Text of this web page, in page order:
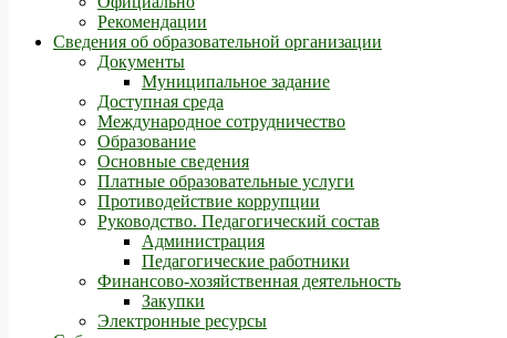
Рекомендации
Сведения об образовательной организации
Документы
Муниципальное задание
Доступная среда
Международное сотрудничество
Образование
Основные сведения
Платные образовательные услуги
Противодействие коррупции
Руководство. Педагогический состав
Администрация
Педагогические работники
Финансово-хозяйственная деятельность
Закупки
Электронные ресурсы